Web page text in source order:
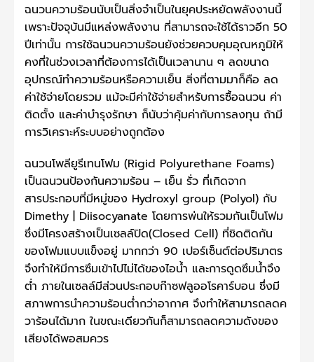
ฉนวนความร้อนนับเป็นสิ่งจำเป็นในยุคประหยัดพลังงานนี้
เพราะปัจจุบันมีแหล่งพลังงาน ที่สามารถจะใช้ได้ราวอีก 50
ปีเท่านั้น การใช้ฉนวนความร้อนยังช่วยควบคุมอุณหภูมิให้
คงที่ในช่วงเวลาที่ต้องการได้เป็นเวลานาน ๆ ลดขนาด
อุปกรณ์ทำความร้อนหรือความเย็น สิ่งที่ตามมาก็คือ ลด
ค่าใช้จ่ายโดยรวม แม้จะมีค่าใช้จ่ายสำหรับการซื้อฉนวน ค่า
ติดตั้ง และค่าบำรุงรักษา ก็นับว่าคุ้มค่ากับการลงทุน ถ้ามี
การวิเคราะห์ระบบอย่างถูกต้อง
ฉนวนโพลียูรีเทนโฟม (Rigid Polyurethane Foams)
เป็นฉนวนป้องกันความร้อน – เย็น รั่ว ที่เกิดจาก
สารประกอบที่มีหมู่ของ Hydroxyl group (Polyol) กับ
Dimethy | Diisocyanate โดยการพ่นให้รวมกันเป็นโฟม
ซึ่งมีโครงสร้างเป็นเซลล์ปิด(Closed Cell) ที่ชิดติดกัน
ของโฟมแบบแข็งอยู่ มากกว่า 90 เปอร์เซ็นต์ต่อปริมาตร
จึงทำให้มีการซึมเข้าไปไม่ได้ของไอน้ำ และการดูดซึมน้ำจึง
ต่ำ ภายในเซลล์มีส่วนประกอบก๊าซฟลูออโรคาร์บอน ซึ่งมี
สภาพการนำความร้อนต่ำกว่าอากาศ จึงทำให้สามารถลดค
วาร้อนได้มาก ในขณะเดียวกันก็สามารถลดความดังของ
เสียงได้พอสมควร